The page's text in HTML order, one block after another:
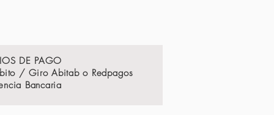
DE PAGO
/ Giro Abitab o Redpagos
Bancaria